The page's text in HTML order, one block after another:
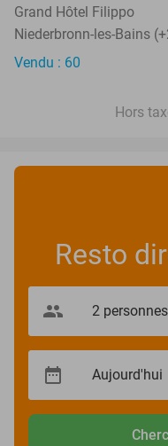
Grand Hôtel Filippo
Niederbronn-les-Bains
Vendu : 60
Hors
Resto